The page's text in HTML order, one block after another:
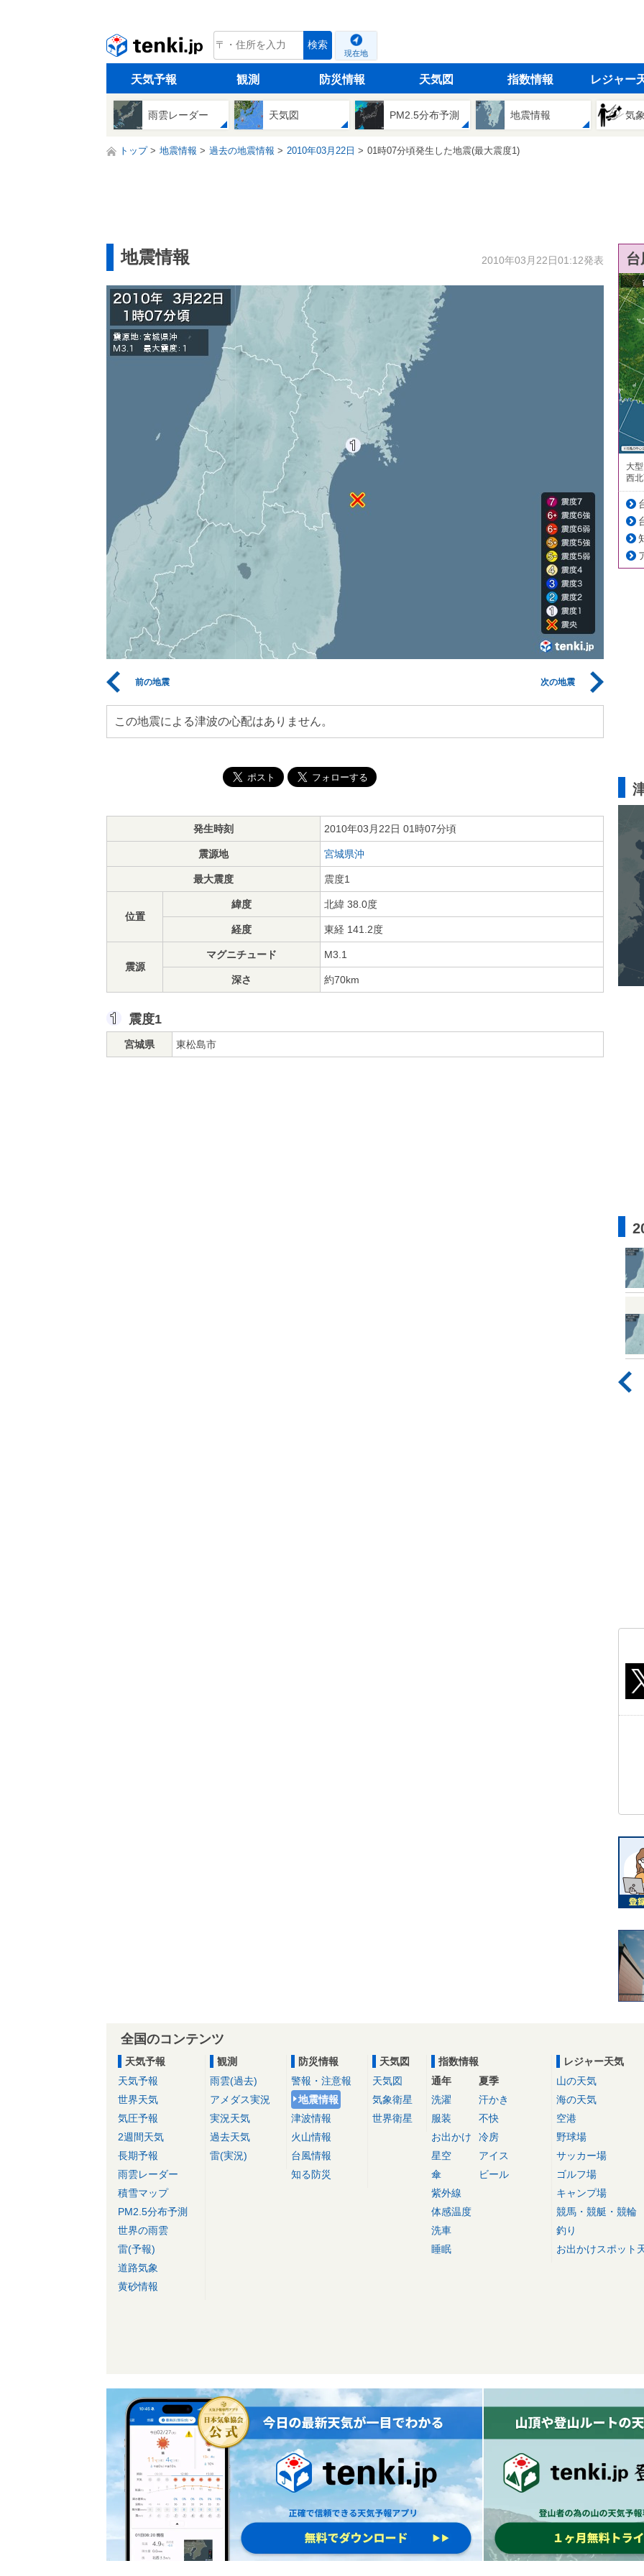
tenki.jp 検索
現在地
天気予報 観測 防災情報 天気図 指数情報 レジャー
雨雲レーダー 天気図 PM2.5分布予測 地震情報 気
トップ 地震情報 過去の地震情報 2010年03月22日 01時07分頃発生した地震(最大震度1)
地震情報 2010年03月22日01:12発表
前の地震 次の地震
この地震による津波の心配はありません。
発生時刻 2010年03月22日 01時07分頃
震源地 宮城県沖
最大震度 震度1
位置
緯度 北緯 38.0度
経度 東経 141.2度
震源
マグニチュード M3.1
深さ 約70km
震度1
宮城県 東松島市
大
西
全国のコンテンツ
天気予報
天気予報
世界天気
気圧予報
2週間天気
長期予報
雨雲レーダー
積雪マップ
PM2.5分布予測
世界の雨雲
雷(予報)
道路気象
黄砂情報
観測
雨雲(過去)
アメダス実況
実況天気
過去天気
雷(実況)
防災情報
警報・注意報
地震情報
津波情報
火山情報
台風情報
知る防災
天気図
天気図
気象衛星
世界衛星
指数情報
通年
洗濯
服装
お出かけ
星空
傘
紫外線
体感温度
洗車
睡眠
夏季
汗かき
不快
冷房
アイス
ビール
レジャー天気
山の天気
海の天気
空港
野球場
サッカー場
ゴルフ場
キャンプ場
競馬・競艇・競輪
釣り
お出かけスポット